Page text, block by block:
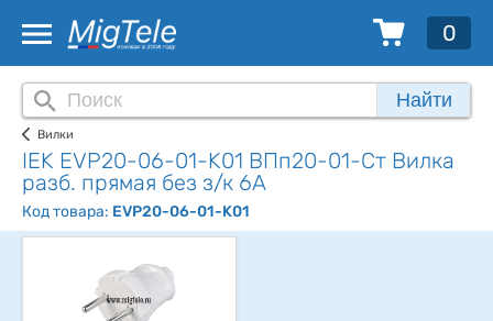
0
Найти
Вилки
IEK EVP20-06-01-K01 ВПп20-01-Ст Вилка
разб. прямая без з/к 6А
Код товара: EVP20-06-01-K01